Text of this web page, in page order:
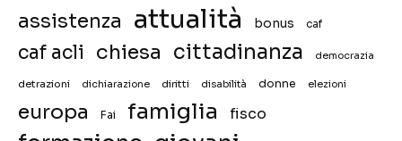
assistenza attualità bonus caf
caf acli chiesa cittadinanza democrazia
detrazioni dichiarazione diritti disabilità donne elezioni
europa Fai famiglia fisco